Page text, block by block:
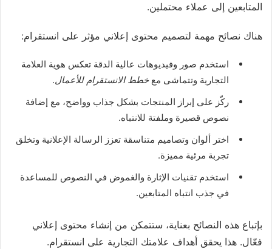
المتابعين إلى عملاء محتملين.
هناك نصائح مهمة لتصميم محتوى إعلاني مؤثر على انستقرام:
استخدم صور وفيديوهات عالية الدقة تعكس هوية العلامة
التجارية وتتماشى معخطط الانستقرام للأعمال.
ركّز على إبراز المنتجات بشكل جذاب وواضح، مع إضافة
نصوص قصيرة وملفتة للانتباه.
اختر ألوان وتصاميم متناسقة تعزز الرسالة الإعلانية وتخلق
تجربة مرئية مميزة.
استخدم تقنيات الإثارة والغموض في النصوص للمساعدة
في جذب انتباه المتابعين.
بإتباع هذه النصائح بعناية، ستتمكن من إنشاء محتوى إعلاني
فعّال. هذا يحقق أهداف علامتك التجارية على انستقرام.